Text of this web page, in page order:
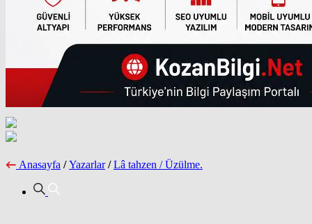
Anasayfa / Yazarlar / Lâ tahzen / Üzülme.